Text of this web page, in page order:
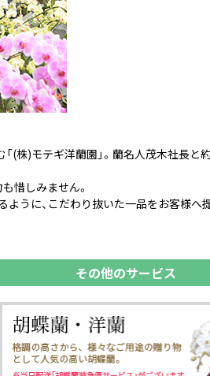
(株)モテギ洋蘭園」。蘭名人茂木社長
惜しみません。
うに、こだわり抜いた一品をお客様へ
その他のサービス